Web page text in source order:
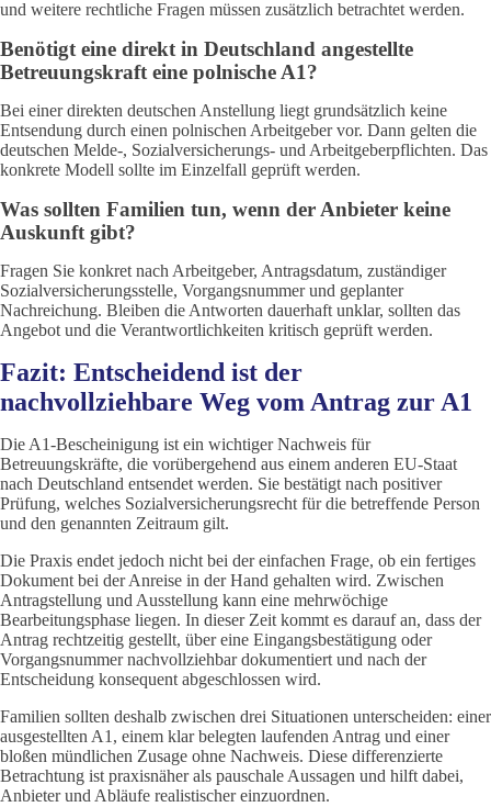
und weitere rechtliche Fragen müssen zusätzlich betrachtet werden.
Benötigt eine direkt in Deutschland angestellte
Betreuungskraft eine polnische A1?
Bei einer direkten deutschen Anstellung liegt grundsätzlich keine
Entsendung durch einen polnischen Arbeitgeber vor. Dann gelten die
deutschen Melde-, Sozialversicherungs- und Arbeitgeberpflichten. Das
konkrete Modell sollte im Einzelfall geprüft werden.
Was sollten Familien tun, wenn der Anbieter keine
Auskunft gibt?
Fragen Sie konkret nach Arbeitgeber, Antragsdatum, zuständiger
Sozialversicherungsstelle, Vorgangsnummer und geplanter
Nachreichung. Bleiben die Antworten dauerhaft unklar, sollten das
Angebot und die Verantwortlichkeiten kritisch geprüft werden.
Fazit: Entscheidend ist der
nachvollziehbare Weg vom Antrag zur A1
Die A1-Bescheinigung ist ein wichtiger Nachweis für
Betreuungskräfte, die vorübergehend aus einem anderen EU-Staat
nach Deutschland entsendet werden. Sie bestätigt nach positiver
Prüfung, welches Sozialversicherungsrecht für die betreffende Person
und den genannten Zeitraum gilt.
Die Praxis endet jedoch nicht bei der einfachen Frage, ob ein fertiges
Dokument bei der Anreise in der Hand gehalten wird. Zwischen
Antragstellung und Ausstellung kann eine mehrwöchige
Bearbeitungsphase liegen. In dieser Zeit kommt es darauf an, dass der
Antrag rechtzeitig gestellt, über eine Eingangsbestätigung oder
Vorgangsnummer nachvollziehbar dokumentiert und nach der
Entscheidung konsequent abgeschlossen wird.
Familien sollten deshalb zwischen drei Situationen unterscheiden: einer
ausgestellten A1, einem klar belegten laufenden Antrag und einer
bloßen mündlichen Zusage ohne Nachweis. Diese differenzierte
Betrachtung ist praxisnäher als pauschale Aussagen und hilft dabei,
Anbieter und Abläufe realistischer einzuordnen.